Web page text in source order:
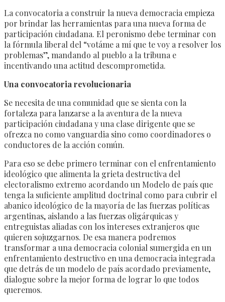
La convocatoria a construir la nueva democracia empieza
por brindar las herramientas para una nueva forma de
participación ciudadana. El peronismo debe terminar con
la fórmula liberal del “votáme a mí que te voy a resolver los
problemas”, mandando al pueblo a la tribuna e
incentivando una actitud descomprometida.
Una convocatoria revolucionaria
Se necesita de una comunidad que se sienta con la
fortaleza para lanzarse a la aventura de la nueva
participación ciudadana y una clase dirigente que se
ofrezca no como vanguardia sino como coordinadores o
conductores de la acción común.
Para eso se debe primero terminar con el enfrentamiento
ideológico que alimenta la grieta destructiva del
electoralismo extremo acordando un Modelo de país que
tenga la suficiente amplitud doctrinal como para cubrir el
abanico ideológico de la mayoría de las fuerzas políticas
argentinas, aislando a las fuerzas oligárquicas y
entreguistas aliadas con los intereses extranjeros que
quieren sojuzgarnos. De esa manera podremos
transformar a una democracia colonial sumergida en un
enfrentamiento destructivo en una democracia integrada
que detrás de un modelo de país acordado previamente,
dialogue sobre la mejor forma de lograr lo que todos
queremos.